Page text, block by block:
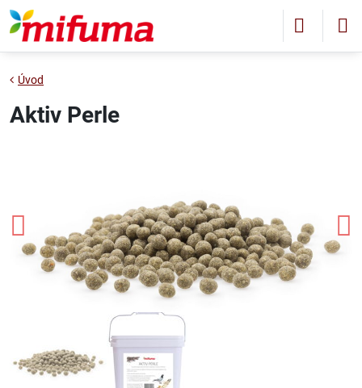
Úvod
Aktiv Perle